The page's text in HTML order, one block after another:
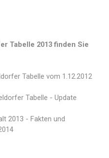
Tabelle 2013 finden Sie
Tabelle vom 1.12.2012
Tabelle - Update
2013 - Fakten und